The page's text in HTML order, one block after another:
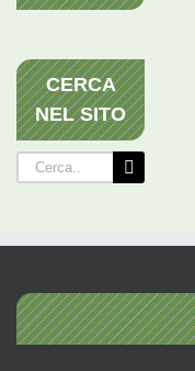
CERCA
NEL SITO
Cerca
per: